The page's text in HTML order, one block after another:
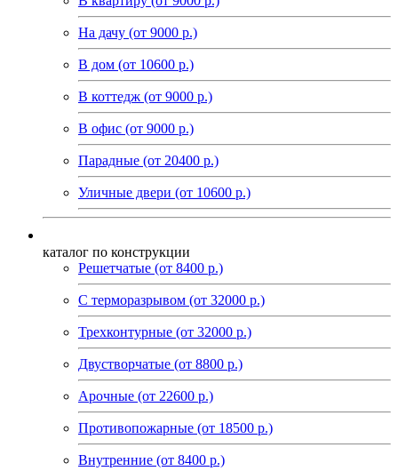
На дачу (от 9000 р.)
В дом (от 10600 р.)
В коттедж (от 9000 р.)
В офис (от 9000 р.)
Парадные (от 20400 р.)
Уличные двери (от 10600 р.)
каталог по конструкции
Решетчатые (от 8400 р.)
С терморазрывом (от 32000 р.)
Трехконтурные (от 32000 р.)
Двустворчатые (от 8800 р.)
Арочные (от 22600 р.)
Противопожарные (от 18500 р.)
Внутренние (от 8400 р.)